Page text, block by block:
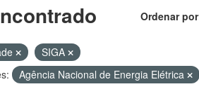
Ordenar por
SIGA
Agência Nacional de Energia Elétrica